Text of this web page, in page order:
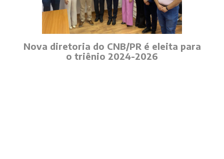
Nova diretoria do CNB/PR é eleita para
o triênio 2024-2026